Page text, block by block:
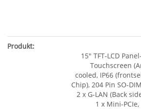
15" TFT-LCD
Touchscreen
cooled, IP66
Chip), 204 Pin SO-
2 x G-LAN (Back
1 x Mini-